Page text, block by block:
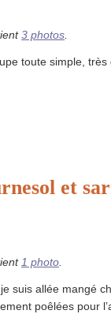
3 photos
toute simple,
et
1 photo
suis allée mangé
poêlées pour